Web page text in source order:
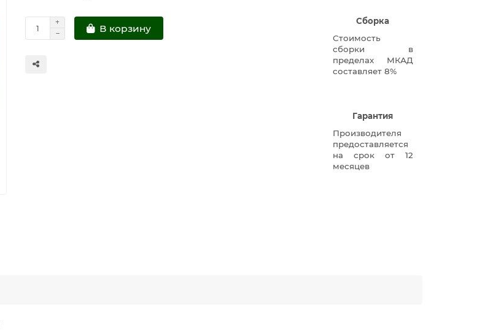
В корзину
Сборка
Стоимость
сборки в
пределах МКАД
составляет 8%
Гарантия
Производителя
предоставляется
на срок от 12
месяцев